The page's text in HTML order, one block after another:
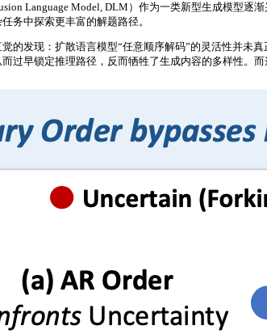
Language Model, DLM）作为一类新型生成模型逐
务中探索更丰富的解题路径。
的发现：扩散语言模型“任意顺序解码”的灵活性并未
过早锁定推理路径，反而牺牲了生成内容的多样性。